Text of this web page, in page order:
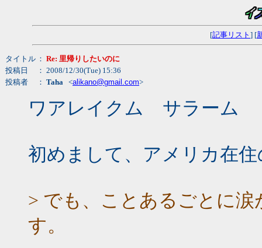
[記事リスト ] [
タイトル ： Re: 里帰りしたいのに
投稿日
： 2008/12/30(Tue) 15:36
投稿者
： Taha <alikano@gmail.com>
ワアレイクム サラーム
初めまして、アメリカ在
> でも、ことあるごとに
す。